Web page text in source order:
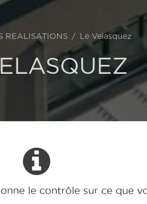
REALISATIONS Le Velasquez
le contrôle sur ce que